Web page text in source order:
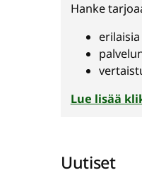
Hanke
Lue lisää
Uutiset